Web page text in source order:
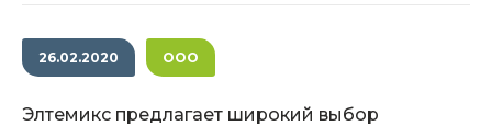
26.02.2020 ООО
Элтемикс предлагает широкий выбор